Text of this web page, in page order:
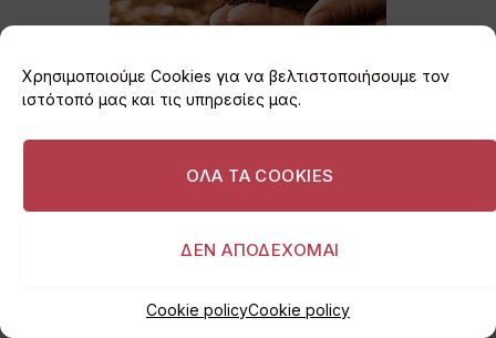
Χρησιμοποιούμε Cookies για να βελτιστοποιήσουμε τον
ιστότοπό μας και τις υπηρεσίες μας.
ΟΛΑ ΤΑ COOKIES
ΔΕΝ ΑΠΟΔΕΧΟΜΑΙ
Cookie policyCookie policy
Κάντε εγγραφή στο newsletter για να